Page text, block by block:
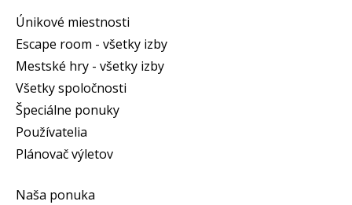
Únikové miestnosti
Escape room - všetky izby
Mestské hry - všetky izby
Všetky spoločnosti
Špeciálne ponuky
Používatelia
Plánovač výletov
Naša ponuka